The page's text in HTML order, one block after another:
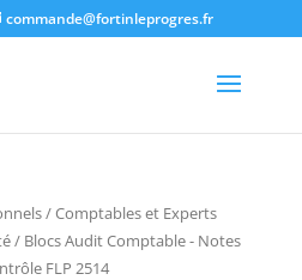
commande@fortinleprogres.fr
/Comptables et Experts
/ Blocs Audit Comptable - Notes
FLP 2514